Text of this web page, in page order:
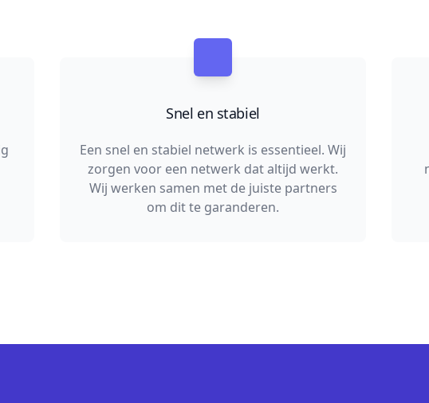
Snel en stabiel
Een snel en stabiel netwerk is essentieel. Wij
zorgen voor een netwerk dat altijd werkt.
Wij werken samen met de juiste partners
om dit te garanderen.